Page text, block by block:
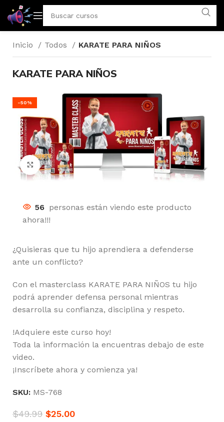
Inicio Todos KARATE PARA NIÑOS
KARATE PARA NIÑOS
-50%
Click to enlarge
56 personas están viendo este producto
ahora!!!
¿Quisieras que tu hijo aprendiera a defenderse
ante un conflicto?
Con el masterclass KARATE PARA NIÑOS tu hijo
podrá aprender defensa personal mientras
desarrolla su confianza, disciplina y respeto.
!Adquiere este curso hoy!
Toda la información la encuentras debajo de este
video.
¡Inscríbete ahora y comienza ya!
SKU: MS-768
$49.99 $25.00